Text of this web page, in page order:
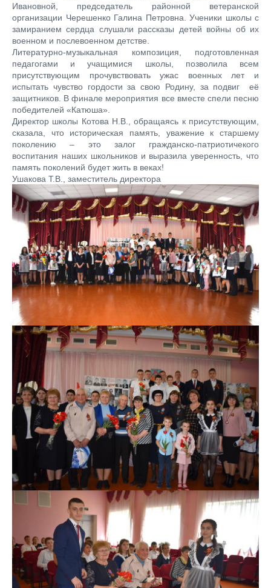
Ивановной, председатель районной ветеранской
организации Черешенко Галина Петровна. Ученики школы с
замиранием сердца слушали рассказы детей войны об их
военном и послевоенном детстве.
Литературно-музыкальная композиция, подготовленная
педагогами и учащимися школы, позволила всем
присутствующим прочувствовать ужас военных лет и
испытать чувство гордости за свою Родину, за подвиг её
защитников. В финале мероприятия все вместе спели песню
победителей «Катюша».
Директор школы Котова Н.В., обращаясь к присутствующим,
сказала, что историческая память, уважение к старшему
поколению – это залог гражданско-патриотичекого
воспитания наших школьников и выразила уверенность, что
память поколений будет жить в веках!
Ушакова Т.В., заместитель директора